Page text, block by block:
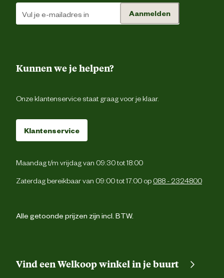
Aanmelden
Kunnen we je helpen?
Onze klantenservice staat graag voor je klaar.
Klantenservice
Maandag t/m vrijdag van 09:30 tot 18:00
Zaterdag bereikbaar van 09:00 tot 17:00 op 088 - 2324800
Alle getoonde prijzen zijn incl. BTW.
Vind een Welkoop winkel in je buurt